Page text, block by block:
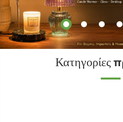
Κατηγορίες